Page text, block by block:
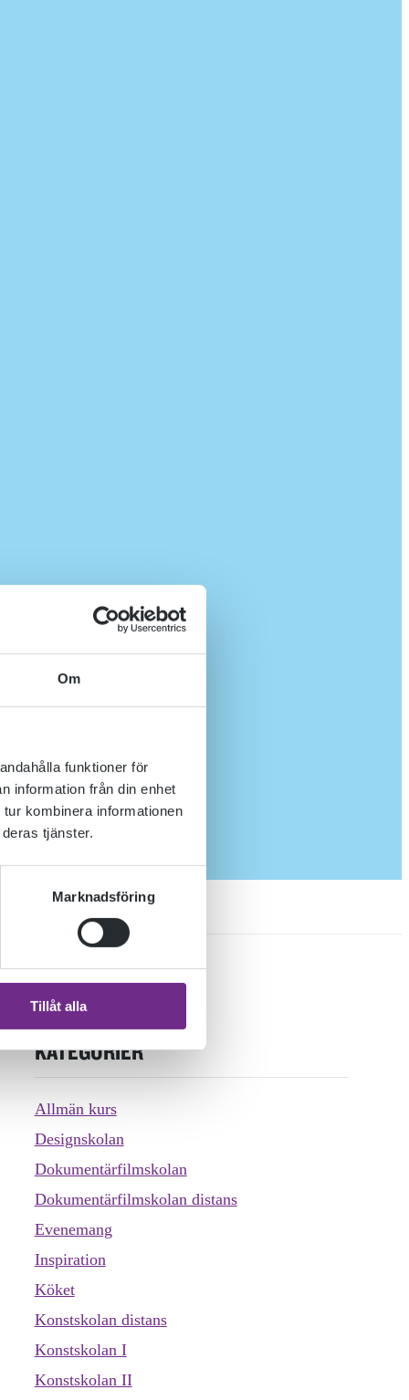
Om
funktioner för
information från din enhet
kombinera informationen
tjänster.
Marknadsföring
Tillåt alla
KATEGORIER
Allmän kurs
Designskolan
Dokumentärfilmskolan
Dokumentärfilmskolan distans
Evenemang
Inspiration
Köket
Konstskolan distans
Konstskolan I
Konstskolan II